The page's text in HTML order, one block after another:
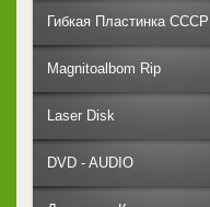
Гибкая Пластинка СССР
Magnitoalbom Rip
Laser Disk
DVD - AUDIO